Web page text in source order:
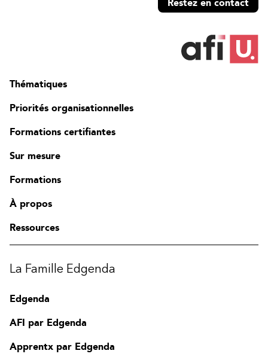
Restez en contact
Thématiques
Priorités organisationnelles
Formations certifiantes
Sur mesure
Formations
À propos
Ressources
La Famille Edgenda
Edgenda
AFI par Edgenda
Apprentx par Edgenda